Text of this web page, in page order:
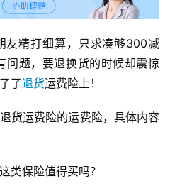
友精打细算，只求凑够300减
问题，要退换货的时候却震惊
了退货运费险上！
货运费险的运费险，具体内容
类保险值得买吗？